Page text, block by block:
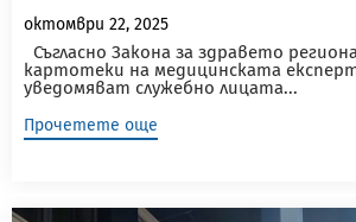
октомври 22, 2025
Съгласно Закона за здравето
картотеки на медицинската
уведомяват служебно лицата...
Прочетете още